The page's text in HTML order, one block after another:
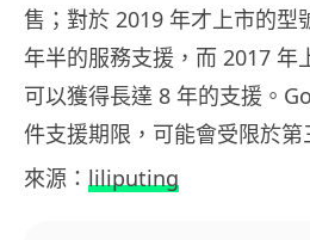
售；對於 2019 年才上市的型
年半的服務支援，而 2017 年
可以獲得長達 8 年的支援。
件支援期限，可能會受限於第
來源： liliputing